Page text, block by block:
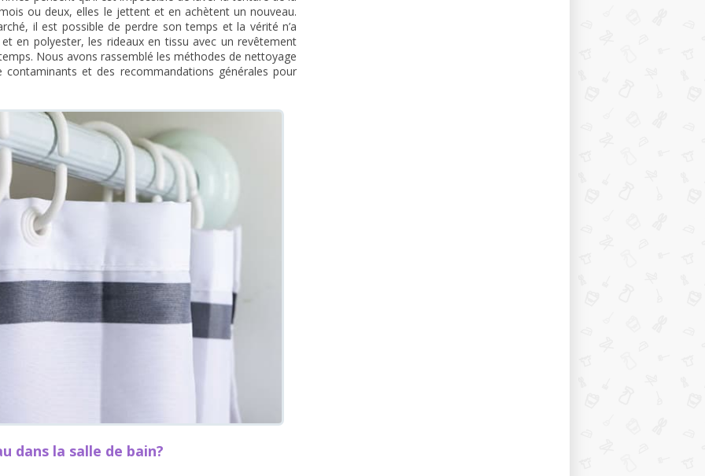
ou deux, elles le jettent et en achètent un nouveau.
il est possible de perdre son temps et la vérité n’a
en polyester, les rideaux en tissu avec un revêtement
Nous avons rassemblé les méthodes de nettoyage
et des recommandations générales pour
dans la salle de bain?